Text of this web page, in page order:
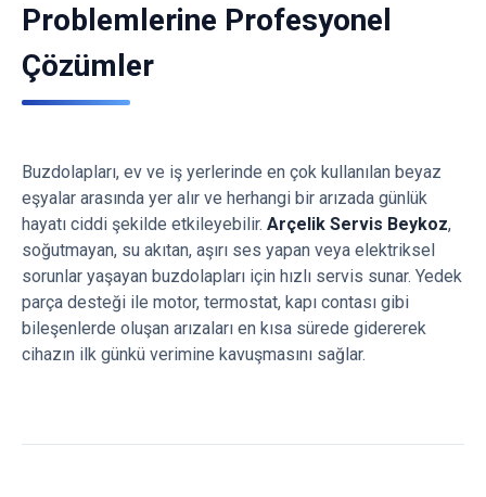
Problemlerine Profesyonel
Çözümler
Buzdolapları, ev ve iş yerlerinde en çok kullanılan beyaz
eşyalar arasında yer alır ve herhangi bir arızada günlük
hayatı ciddi şekilde etkileyebilir. Arçelik Servis Beykoz,
soğutmayan, su akıtan, aşırı ses yapan veya elektriksel
sorunlar yaşayan buzdolapları için hızlı servis sunar. Yedek
parça desteği ile motor, termostat, kapı contası gibi
bileşenlerde oluşan arızaları en kısa sürede gidererek
cihazın ilk günkü verimine kavuşmasını sağlar.